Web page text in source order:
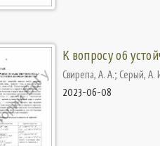
К вопросу об
Свирепа, А. А.; Серый, А.
2023-06-08